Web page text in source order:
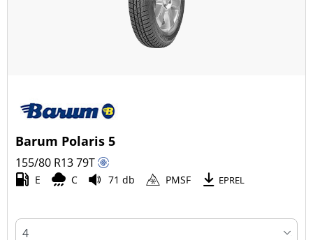
Barum Polaris 5
155/80 R1379T
E C 71 db PMSF EPREL